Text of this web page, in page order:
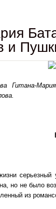
и
Гитана-
серьезный
но не было
из